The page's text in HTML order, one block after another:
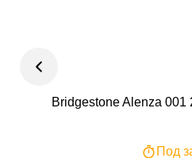
Bridgestone Alenza 001
Под